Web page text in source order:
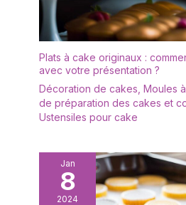
Plats à cake originaux :
avec votre présentation ?
Décoration de cakes Moules
de préparation des cakes et
Ustensiles pour cake
Jan
8
2024